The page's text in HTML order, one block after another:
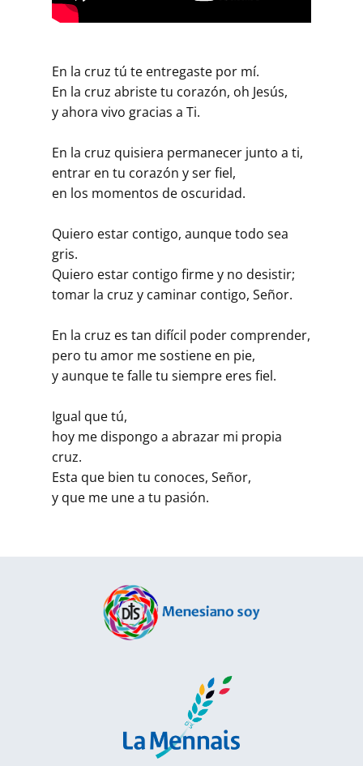
En la cruz tú te entregaste por mí.
En la cruz abriste tu corazón, oh Jesús,
y ahora vivo gracias a Ti.
En la cruz quisiera permanecer junto a ti,
entrar en tu corazón y ser fiel,
en los momentos de oscuridad.
Quiero estar contigo, aunque todo sea
gris.
Quiero estar contigo firme y no desistir;
tomar la cruz y caminar contigo, Señor.
En la cruz es tan difícil poder comprender,
pero tu amor me sostiene en pie,
y aunque te falle tu siempre eres fiel.
Igual que tú,
hoy me dispongo a abrazar mi propia
cruz.
Esta que bien tu conoces, Señor,
y que me une a tu pasión.